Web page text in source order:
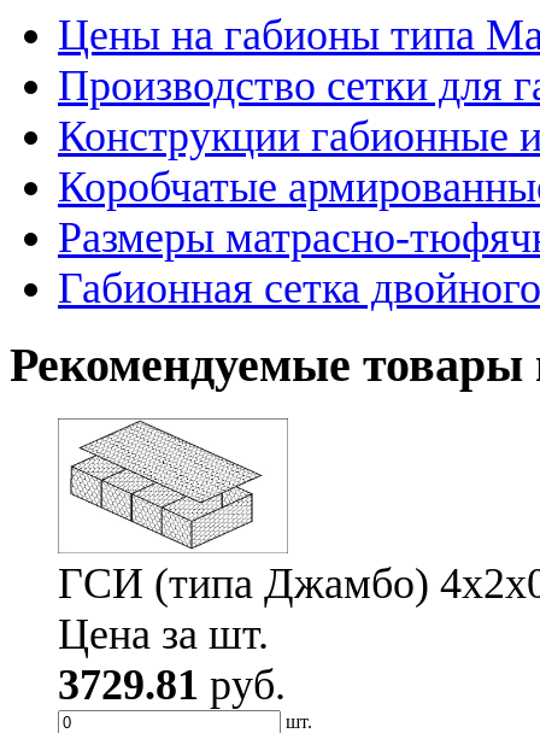
Цены на габионы типа
Производство сетки для
Конструкции габионные
Коробчатые
Размеры матрасно-
Габионная сетка
Рекомендуемые товары
ГСИ (типа Джамбо)
Цена за шт.
3729.81 руб.
шт.